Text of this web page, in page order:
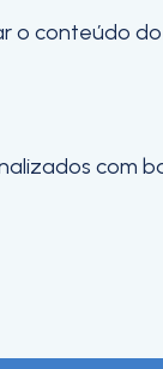
o conteúdo
com